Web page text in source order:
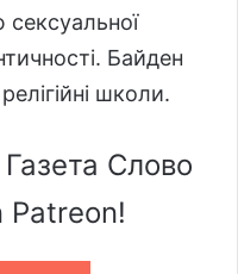
Байден
школи.
Слово
Patreon!